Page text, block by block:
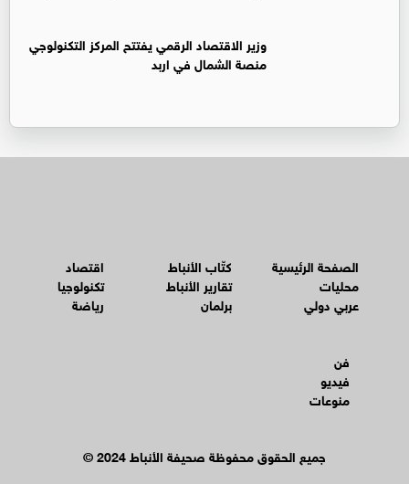
وزير الاقتصاد الرقمي يفتتح المركز التكنولوجي
منصة الشمال في اربد
الصفحة الرئيسية
محليات
عربي دولي
كتّاب الأنباط
تقارير الأنباط
برلمان
اقتصاد
تكنولوجيا
رياضة
فن
فيديو
منوعات
© جميع الحقوق محفوظة صحيفة الأنباط 2024